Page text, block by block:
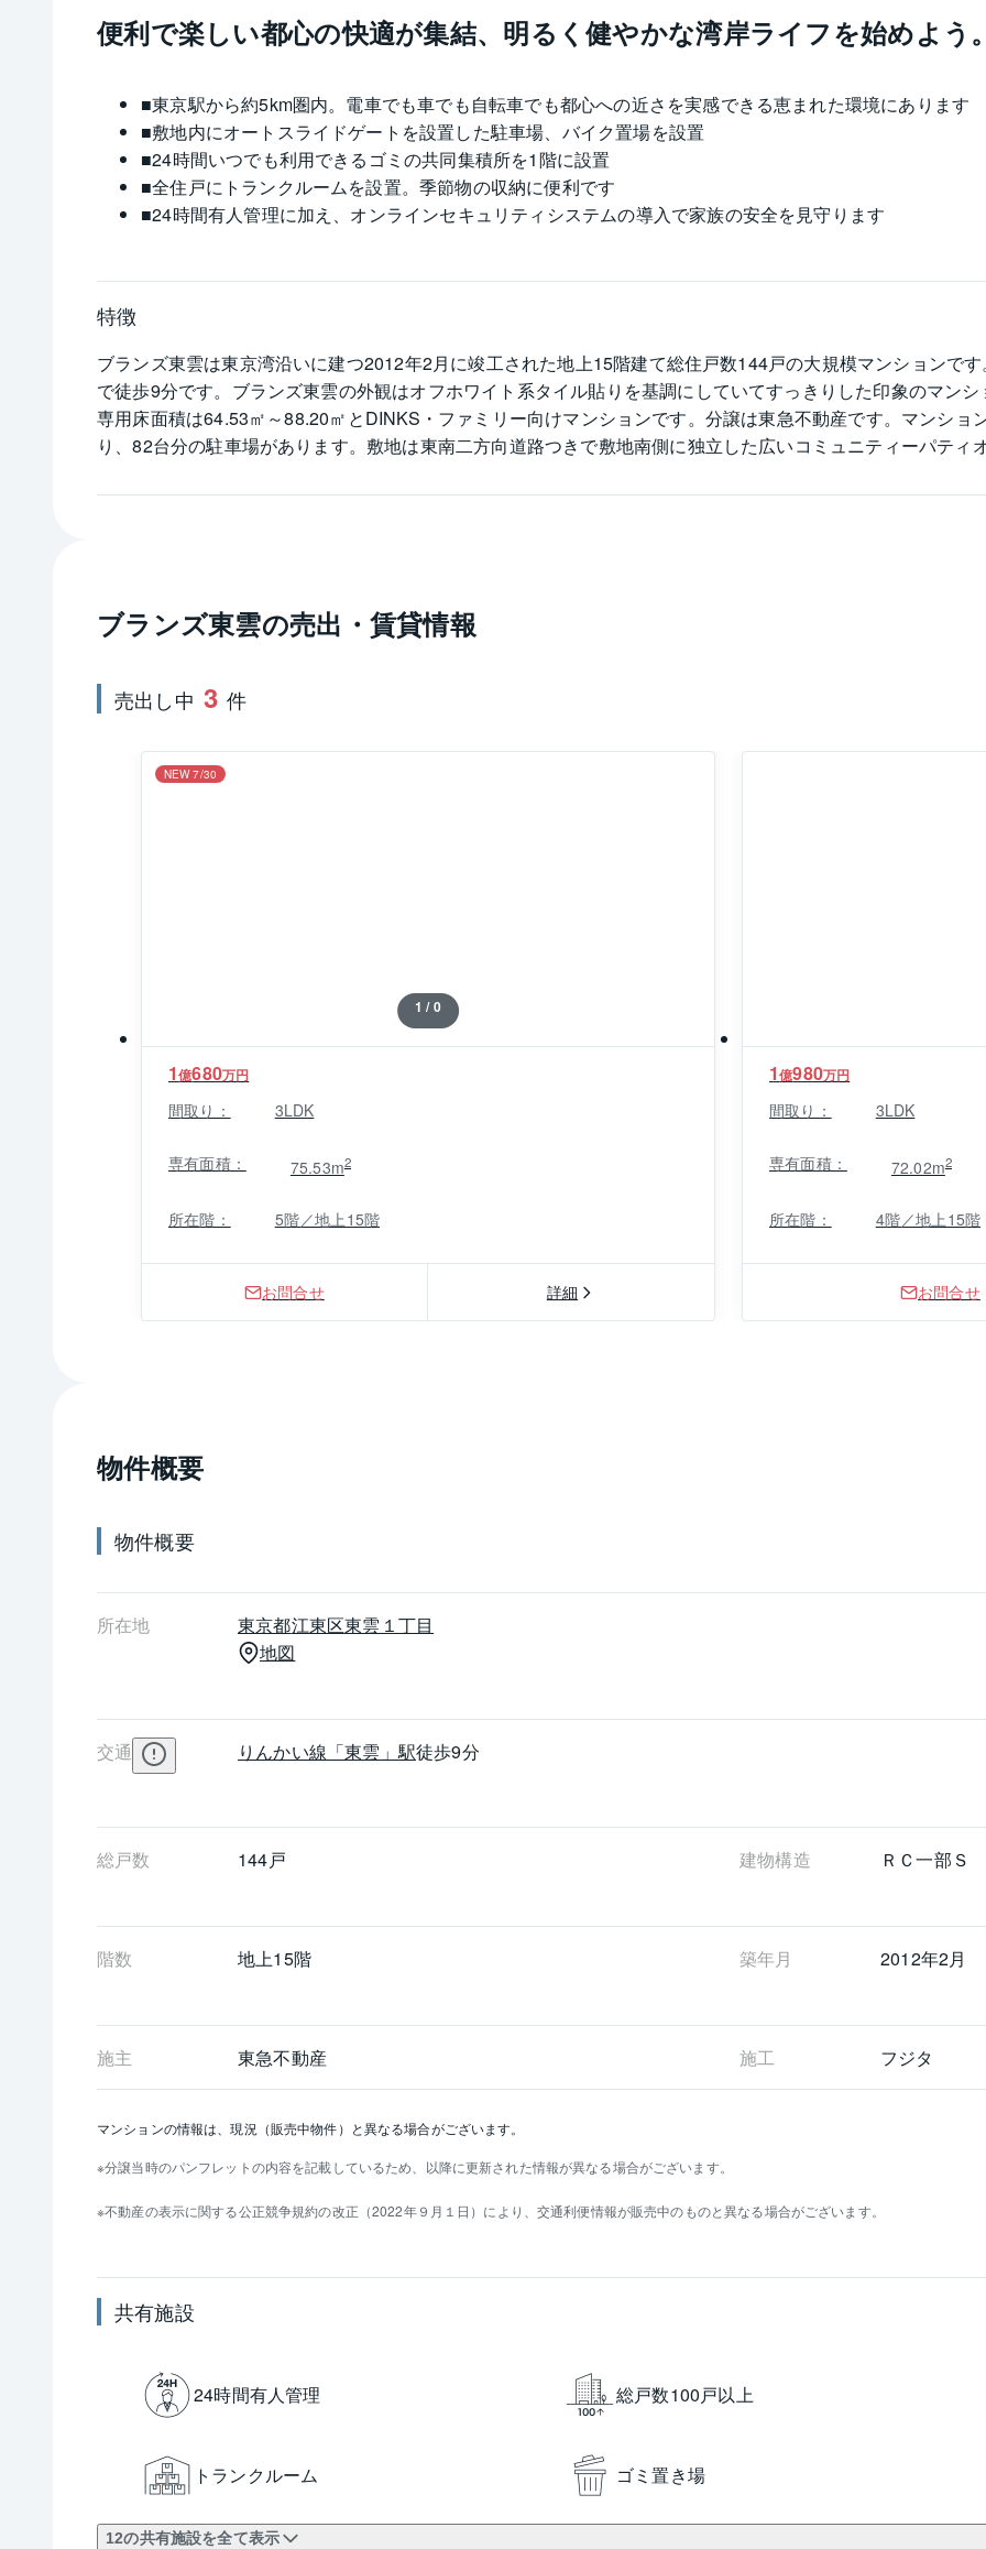
便利で楽しい都心の快適が集結、明るく健やかな湾岸ライフを始めよう
■東京駅から約5km圏内。電車でも車でも自転車でも都心への近さを実感できる恵まれた環境にあります
■敷地内にオートスライドゲートを設置した駐車場、バイク置場を設置
■24時間いつでも利用できるゴミの共同集積所を1階に設置
■全住戸にトランクルームを設置。季節物の収納に便利です
■24時間有人管理に加え、オンラインセキュリティシステムの導入で家族の安全を見守ります
特徴
ブランズ東雲は東京湾沿いに建つ2012年2月に竣工された地上15階建て総住戸数144戸の大規模マンションで
で徒歩9分です。ブランズ東雲の外観はオフホワイト系タイル貼りを基調にしていてすっきりした印象のマン
専用床面積は64.53㎡～88.20㎡とDINKS・ファミリー向けマンションです。分譲は東急不動産です。マンショ
り、82台分の駐車場があります。敷地は東南二方向道路つきで敷地南側に独立した広いコミュニティーパテ
ミリーに良い環境です。
ブランズ東雲の売出・賃貸情報
売出し中 3 件
1 / 0
NEW 7/30
1億680万円
間取り： 3LDK
専有面積： 75.53m2
所在階： 5階／地上15階
お問合せ 詳細
1億980万円
間取り： 3LDK
専有面積： 72.02m2
所在階： 4階／地上15階
お問合せ
物件概要
物件概要
所在地 東京都江東区東雲１丁目
地図
交通 りんかい線 「東雲」駅徒歩9分
総戸数 144戸 建物構造 ＲＣ一部Ｓ
階数 地上15階 築年月 2012年2月
施主 東急不動産 施工 フジタ
マンションの情報は、現況（販売中物件）と異なる場合がございます。
分譲当時のパンフレットの内容を記載しているため、以降に更新された情報が異なる場合がございます。
不動産の表示に関する公正競争規約の改正（2022年９月１日）により、交通利便情報が販売中のものと異なる場合がございます。
共有施設
24時間有人管理 総戸数100戸以上
トランクルーム ゴミ置き場
12の共有施設を全て表示